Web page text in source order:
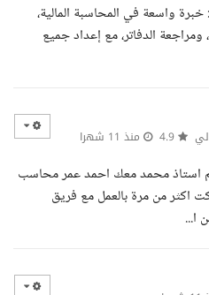
واسعة في المحاسبة المالية،
ومراجعة الدفاتر، مع إعداد جميع
منذ 11 شهرا
استاذ محمد معك احمد عمر محاسب
اشتركت اكثر من مرة بالعمل مع فريق
ا...